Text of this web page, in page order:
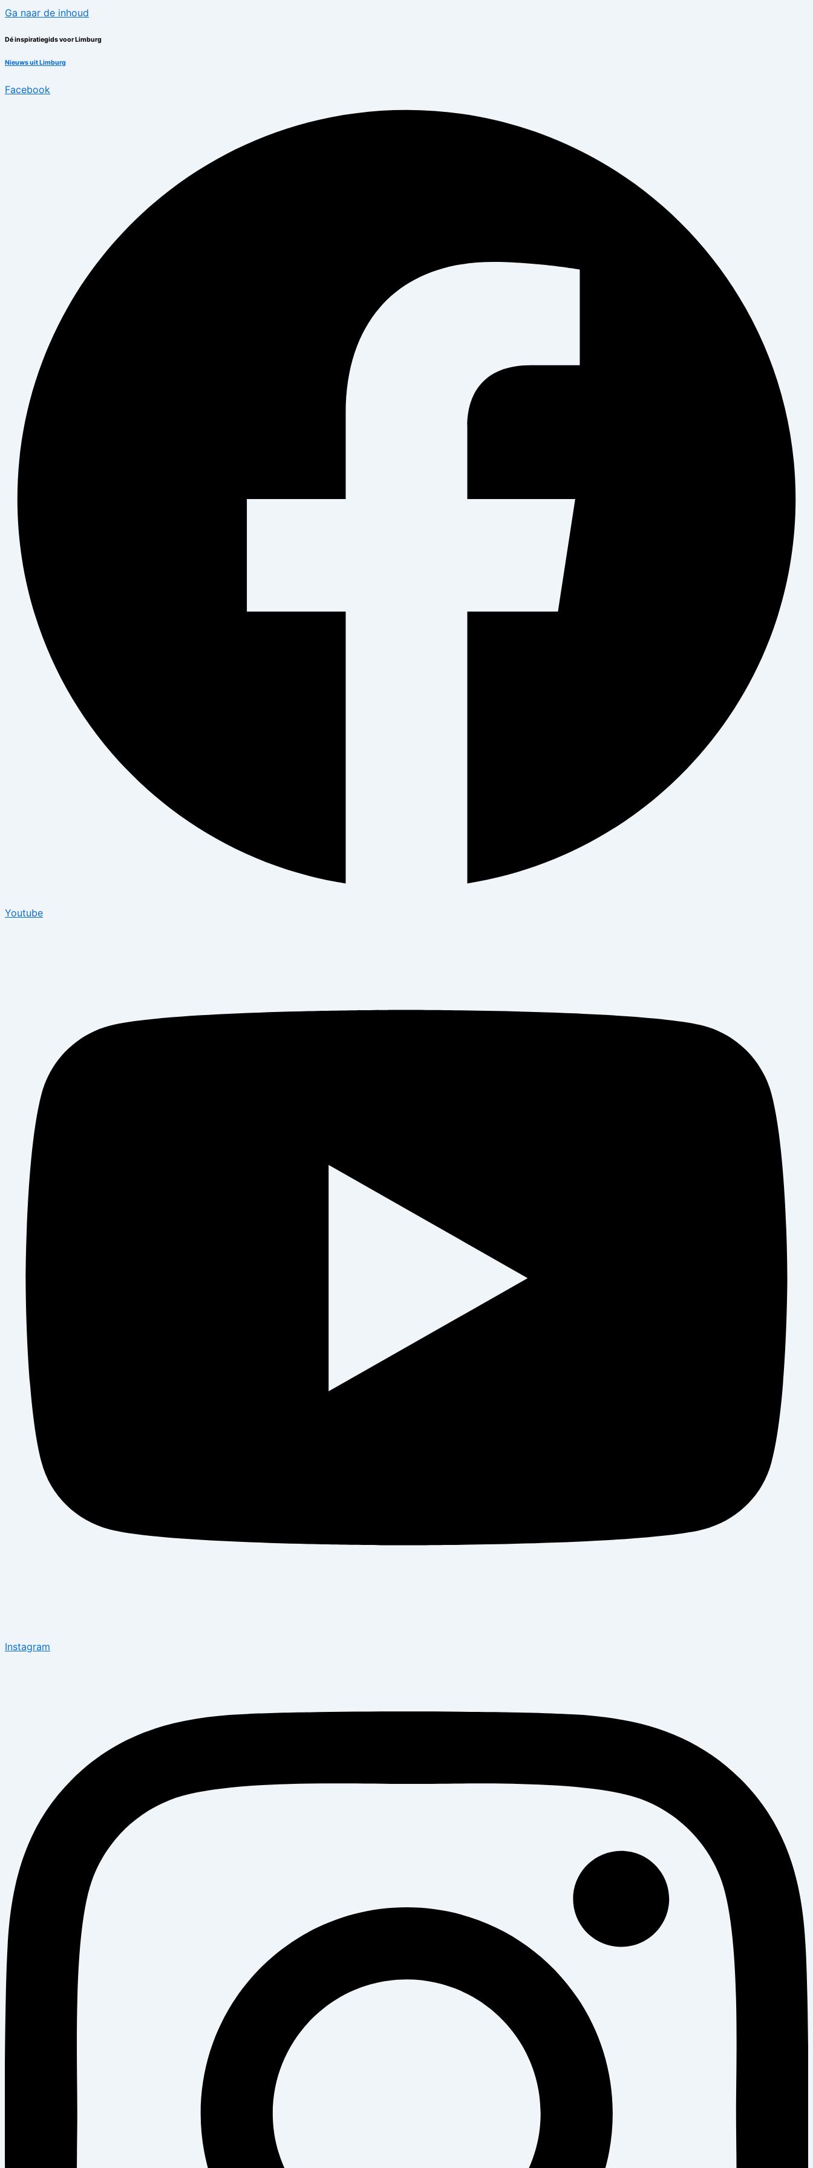
Ga naar de inhoud
Dé inspiratiegids voor Limburg
Nieuws uit Limburg
Facebook
Youtube
Instagram